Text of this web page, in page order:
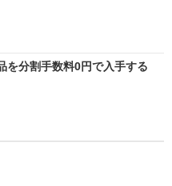
を分割手数料0円で入手する